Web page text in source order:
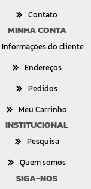
Contato
MINHA CONTA
Informações do cliente
Endereços
Pedidos
Meu Carrinho
INSTITUCIONAL
Pesquisa
Quem somos
SIGA-NOS